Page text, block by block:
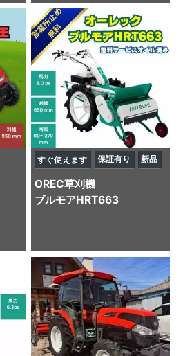
すぐ使えます 保証有り 新品
OREC草刈機
ブルモアHRT663